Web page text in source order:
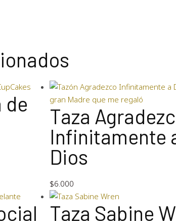
de
Taza
Infinitamente
Dios
$6.000
Taza Sabine